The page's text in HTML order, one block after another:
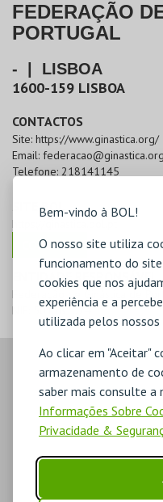
Bem-vindo à BOL!
O nosso site utiliza
funcionamento do
cookies que nos
experiência e a
utilizada pelos
Ao clicar em "Aceitar"
armazenamento de
saber mais consulte a
Informações Sobre
Privacidade &
FEDERAÇÃO
PORTUGAL
- LISBOA
1600-159 LISBOA
CONTACTOS
Site: https://www.ginastica.org/
Email: federacao@ginastica.org
Telefone: 218141145
SITE BOL
https://ginastica.bol.pt
COMPRAR
ENTIDADE RESPONSÁVEL
Federação de Ginástica de
NIF:
501381074